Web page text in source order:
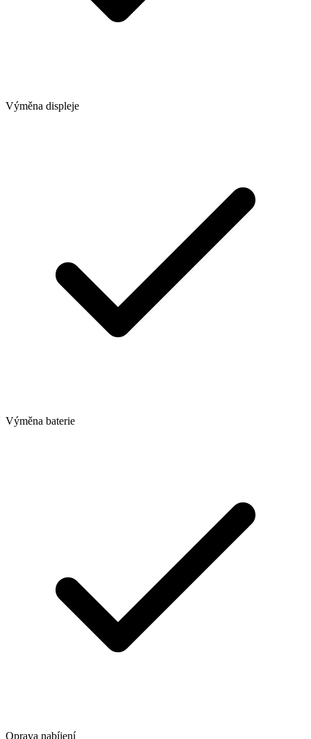
Výměna displeje
Výměna baterie
Oprava nabíjení